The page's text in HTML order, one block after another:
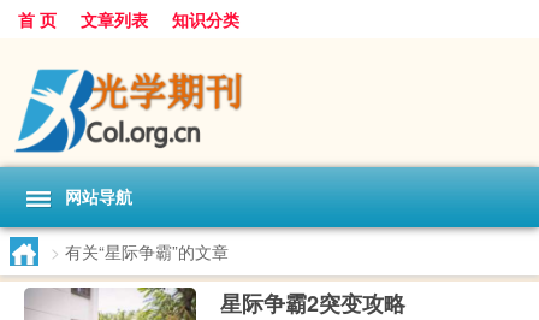
首 页 文章列表 知识分类
网站导航
> 有关“星际争霸”的文章
星际争霸2突变攻略